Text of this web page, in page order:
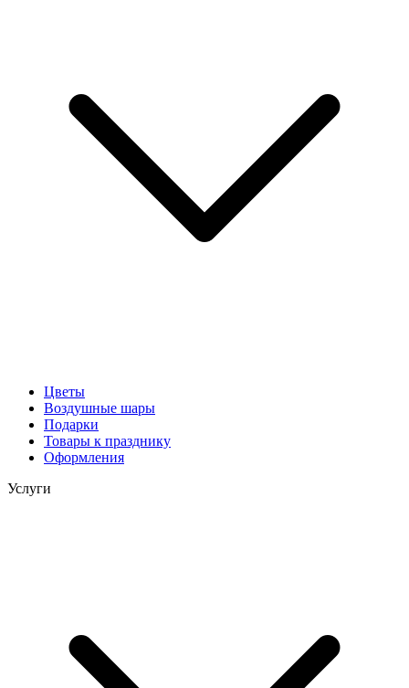
Цветы
Воздушные шары
Подарки
Товары к празднику
Оформления
Услуги